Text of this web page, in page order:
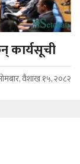
कार्यसूची
वैशाख १५, २०८२